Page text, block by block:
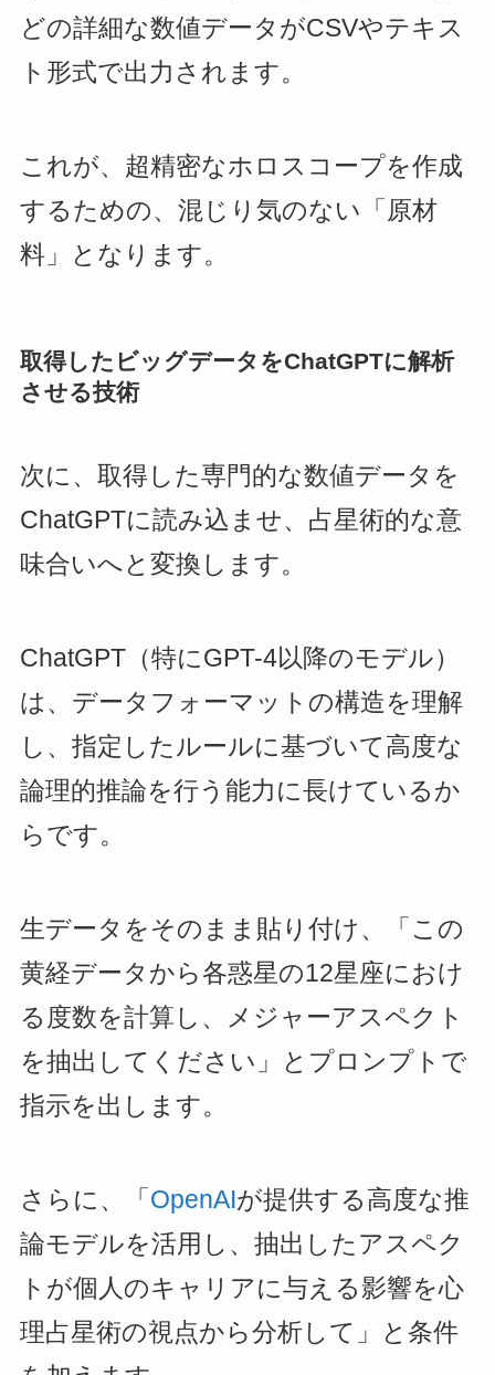
どの詳細な数値データがCSVやテキス
ト形式で出力されます。
これが、超精密なホロスコープを作成
するための、混じり気のない「原材
料」となります。
取得したビッグデータをChatGPTに解析
させる技術
次に、取得した専門的な数値データを
ChatGPTに読み込ませ、占星術的な意
味合いへと変換します。
ChatGPT（特にGPT-4以降のモデル）
は、データフォーマットの構造を理解
し、指定したルールに基づいて高度な
論理的推論を行う能力に長けているか
らです。
生データをそのまま貼り付け、「この
黄経データから各惑星の12星座におけ
る度数を計算し、メジャーアスペクト
を抽出してください」とプロンプトで
指示を出します。
さらに、「 OpenAI が提供する高度な推
論モデルを活用し、抽出したアスペク
トが個人のキャリアに与える影響を心
理占星術の視点から分析して」と条件